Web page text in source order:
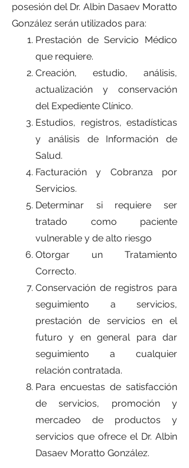
posesión del Dr. Albin Dasaev Moratto
González serán utilizados para:
Prestación de Servicio Médico
que requiere.
Creación, estudio, análisis,
actualización y conservación
del Expediente Clínico.
Estudios, registros, estadísticas
y análisis de Información de
Salud.
Facturación y Cobranza por
Servicios.
Determinar si requiere ser
tratado como paciente
vulnerable y de alto riesgo
Otorgar un Tratamiento
Correcto.
Conservación de registros para
seguimiento a servicios,
prestación de servicios en el
futuro y en general para dar
seguimiento a cualquier
relación contratada.
Para encuestas de satisfacción
de servicios, promoción y
mercadeo de productos y
servicios que ofrece el Dr. Albin
Dasaev Moratto González.